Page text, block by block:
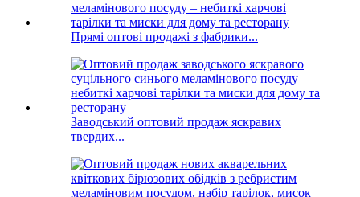
Прямі оптові продажі з фабрики...
Заводський оптовий продаж яскравих
твердих...